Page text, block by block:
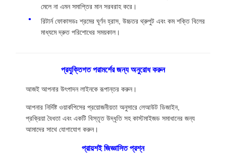
মেলে না এমন সমাপ্তির মান সরবরাহ করে।
রিটার্ন ফোকাসডঃ শ্রমের ঘূর্ণন হ্রাস, উচ্চতর থ্রুপুট এবং কম শক্তি বিলের
মাধ্যমে দ্রুত পরিশোধের সময়কাল।
প্রযুক্তিগত পরামর্শের জন্য অনুরোধ করুন
আজই আপনার উৎপাদন লাইনকে রূপান্তর করুন।
আপনার নির্দিষ্ট ওয়ার্কপিসের প্রয়োজনীয়তা অনুসারে লেআউট ডিজাইন,
প্রক্রিয়া বৈধতা এবং একটি বিস্তৃত উদ্ধৃতি সহ কাস্টমাইজড সমাধানের জন্য
আমাদের সাথে যোগাযোগ করুন।
প্রায়শই জিজ্ঞাসিত প্রশ্ন